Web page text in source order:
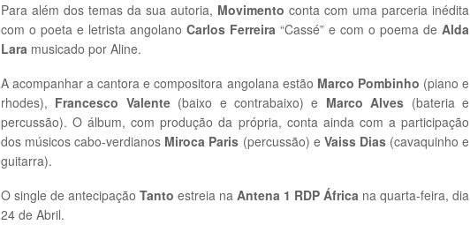
Para além dos temas da sua autoria, Movimento conta com uma parceria inédita
com o poeta e letrista angolano Carlos Ferreira “Cassé” e com o poema de Alda
Lara musicado por Aline.
A acompanhar a cantora e compositora angolana estão Marco Pombinho (piano e
rhodes), Francesco Valente(baixo e contrabaixo) e Marco Alves (bateria e
percussão). O álbum, com produção da própria, conta ainda com a participação
dos músicos cabo-verdianos Miroca Paris (percussão) e Vaiss Dias(cavaquinho e
guitarra).
O single de antecipação Tanto estreia na Antena 1 RDP África na quarta-feira, dia
24 de Abril.